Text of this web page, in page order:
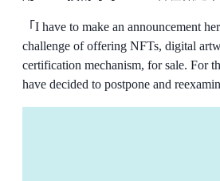
「 I have to make an announcement
challenge of offering NFTs, digital
certification mechanism, for sale. For
have decided to postpone and